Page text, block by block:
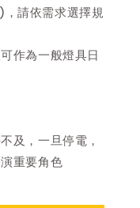
請依需求選擇規
作為一般燈具日
及，一旦停電，
重要角色